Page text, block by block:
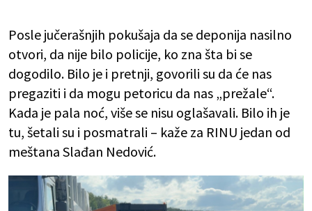
Posle jučerašnjih pokušaja da se deponija nasilno
otvori, da nije bilo policije, ko zna šta bi se
dogodilo. Bilo je i pretnji, govorili su da će nas
pregaziti i da mogu petoricu da nas „prežale“.
Kada je pala noć, više se nisu oglašavali. Bilo ih je
tu, šetali su i posmatrali – kaže za RINU jedan od
meštana Slađan Nedović.